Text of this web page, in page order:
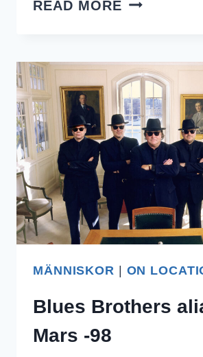
READ MORE
DECEMBER
–
00
MÄNNISKOR ON
Blues Brothers
Mars -98